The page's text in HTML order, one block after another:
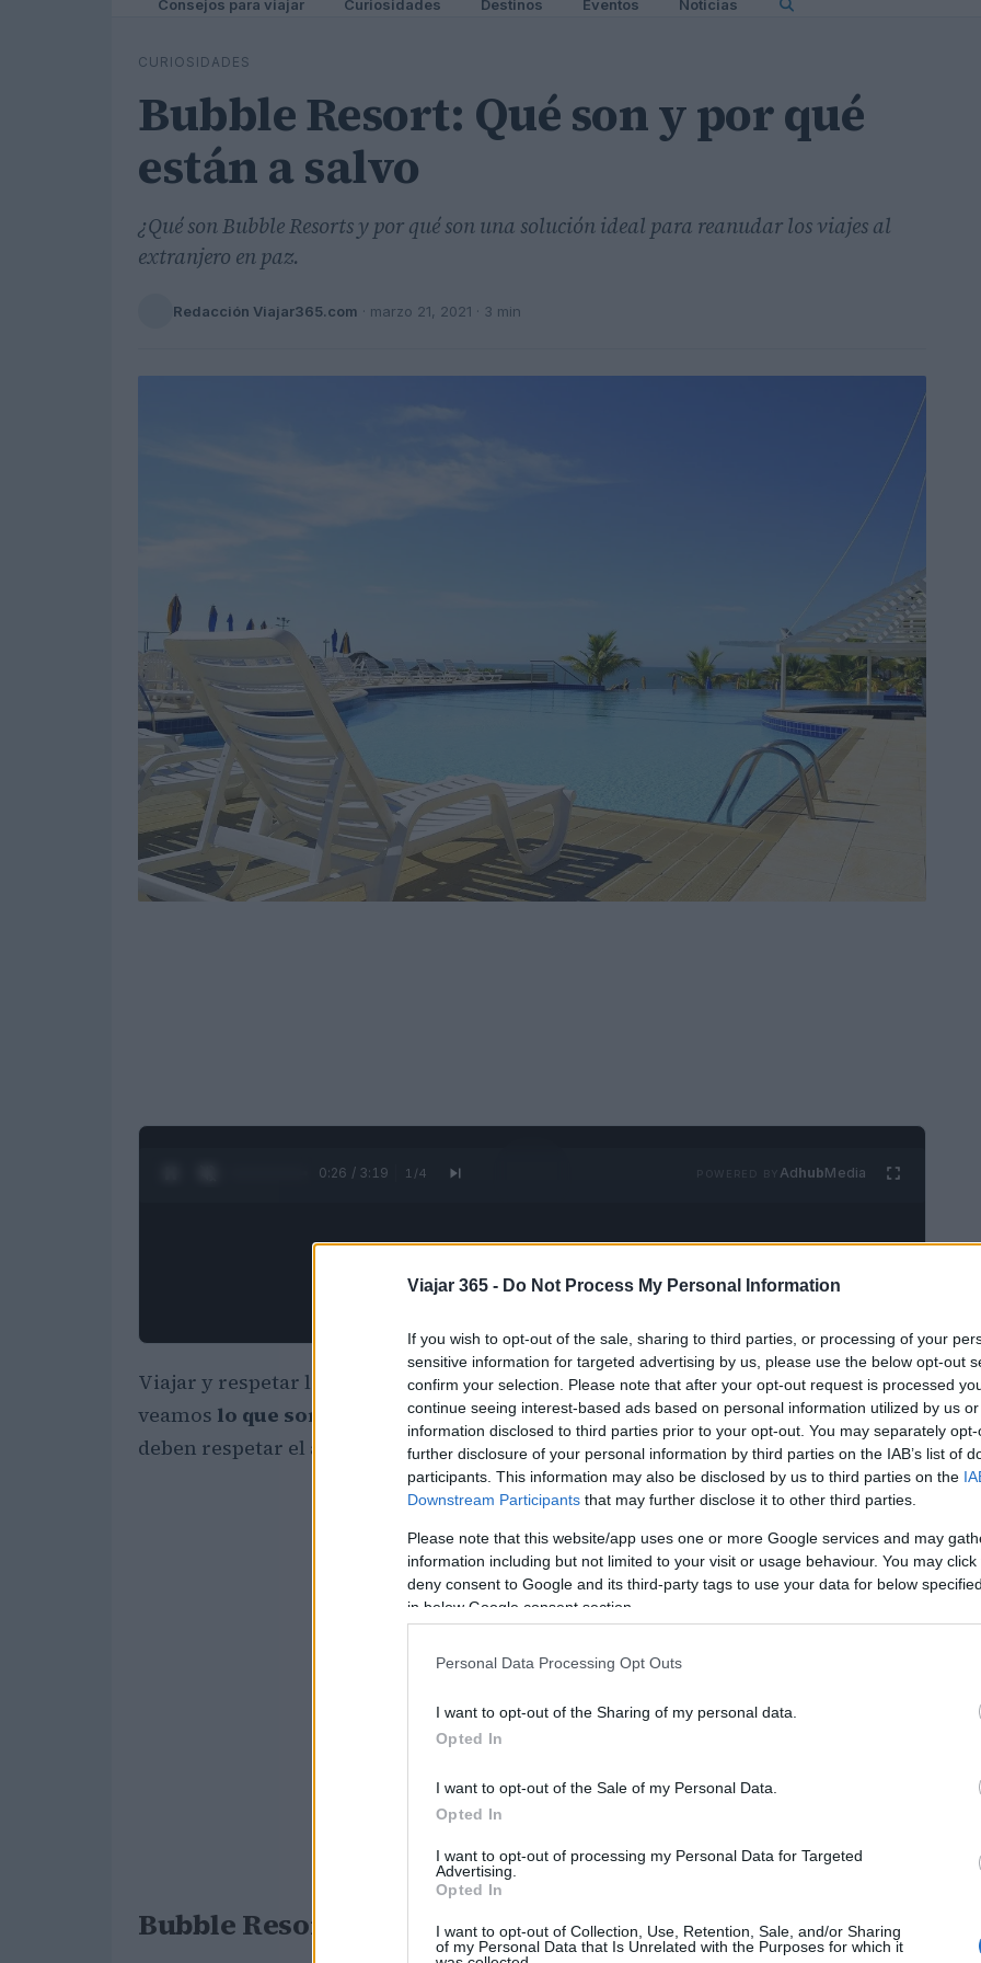
Viajar 365 - Do Not Process My Personal Information
If you wish to opt-out of the sale, sharing to third parties, or processing of your
sensitive information for targeted advertising by us, please use the below opt-out
confirm your selection. Please note that after your opt-out request is processed
continue seeing interest-based ads based on personal information utilized by us
information disclosed to third parties prior to your opt-out. You may separately
further disclosure of your personal information by third parties on the IAB’s list of
participants. This information may also be disclosed by us to third parties on the
Downstream Participants that may further disclose it to other third parties.
Please note that this website/app uses one or more Google services and may
information including but not limited to your visit or usage behaviour. You may
deny consent to Google and its third-party tags to use your data for below
in below Google consent section.
Personal Data Processing Opt Outs
I want to opt-out of the Sharing of my personal data.
Opted In
I want to opt-out of the Sale of my Personal Data.
Opted In
I want to opt-out of processing my Personal Data for Targeted
Advertising.
Opted In
I want to opt-out of Collection, Use, Retention, Sale, and/or Sharing
of my Personal Data that Is Unrelated with the Purposes for which it
Consejos para viajar Curiosidades Destinos Eventos Noticias
CURIOSIDADES
Bubble Resort: Qué son y por qué
están a salvo
¿Qué son Bubble Resorts y por qué son una solución ideal para reanudar los viajes al
extranjero en paz.
Redacción Viajar365.com · marzo 21, 2021 · 3 min
0:27 / 3:19 1 /4 AdhubMedia
Viajar y respetar la cuarentena ahora es posible gracias alBubble Resort,
veamos lo que son y cómo funcionan. Hoteles de lujo dedicados a viajeros que
deben respetar el aislamiento fiduciario.
Bubble Resort: Qué son